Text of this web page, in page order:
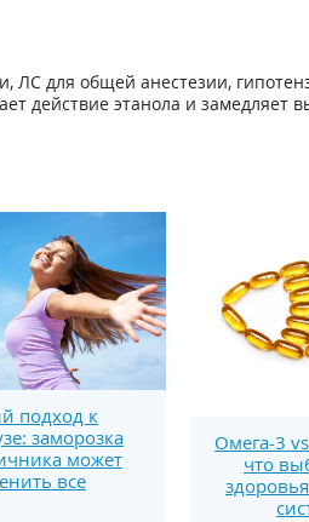
для общей анестезии,
действие этанола и
подход к
заморозка
может
все
Омега-3
что